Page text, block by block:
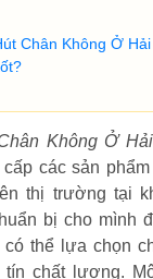
Chân Không Ở
Không Ở
các sản
thị trường tại
bị cho mình
thể lựa chọn
tín chất lượng.